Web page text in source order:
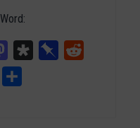
MastodonDiasporaPinboard
Print